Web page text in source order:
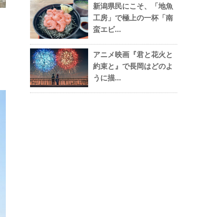
新潟県民にこそ、「地魚
工房」で極上の一杯「南
蛮エビ…
アニメ映画『君と花火と
約束と』で長岡はどのよ
うに描…